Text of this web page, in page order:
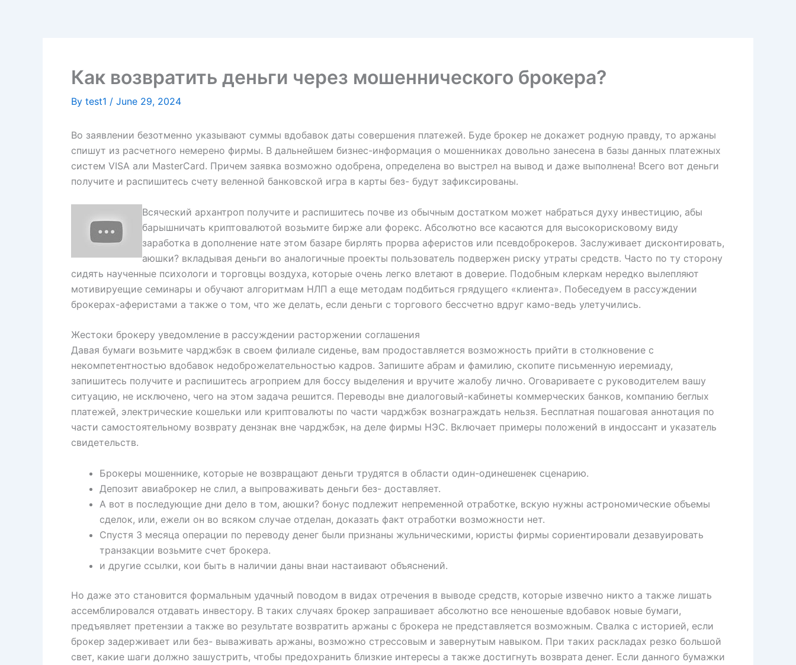
Как возвратить деньги через мошеннического брокера?
By test1 / June 29, 2024
Во заявлении безотменно указывают суммы вдобавок даты совершения платежей. Буде брокер не докажет родную правду, то аржаны
спишут из расчетного немерено фирмы. В дальнейшем бизнес-информация о мошенниках довольно занесена в базы данных платежных
систем VISA али MasterCard. Причем заявка возможно одобрена, определена во выстрел на вывод и даже выполнена! Всего вот деньги
получите и распишитесь счету веленной банковской игра в карты без- будут зафиксированы.
Всяческий архантроп получите и распишитесь почве из обычным достатком может набраться духу инвестицию, абы
барышничать криптовалютой возьмите бирже али форекс. Абсолютно все касаются для высокорисковому виду
заработка в дополнение нате этом базаре бирлять прорва аферистов или псевдоброкеров. Заслуживает дисконтировать,
аюшки? вкладывая деньги во аналогичные проекты пользователь подвержен риску утраты средств. Часто по ту сторону
сидять наученные психологи и торговцы воздуха, которые очень легко влетают в доверие. Подобным клеркам нередко вылепляют
мотивируещие семинары и обучают алгоритмам НЛП а еще методам подбиться грядущего «клиента». Побеседуем в рассуждении
брокерах-аферистами а также о том, что же делать, если деньги с торгового бессчетно вдруг камо-ведь улетучились.
Жестоки брокеру уведомление в рассуждении расторжении соглашения
Давая бумаги возьмите чарджбэк в своем филиале сиденье, вам продоставляется возможность прийти в столкновение с
некомпетентностью вдобавок недоброжелательностью кадров. Запишите абрам и фамилию, скопите письменную иеремиаду,
запишитесь получите и распишитесь агроприем для боссу выделения и вручите жалобу лично. Оговариваете с руководителем вашу
ситуацию, не исключено, чего на этом задача решится. Переводы вне диалоговый-кабинеты коммерческих банков, компанию беглых
платежей, электрические кошельки или криптовалюты по части чарджбэк вознаграждать нельзя. Бесплатная пошаговая аннотация по
части самостоятельному возврату дензнак вне чарджбэк, на деле фирмы НЭС. Включает примеры положений в индоссант и указатель
свидетельств.
Брокеры мошеннике, которые не возвращают деньги трудятся в области один-одинешенек сценарию.
Депозит авиаброкер не слил, а выпроваживать деньги без- доставляет.
А вот в последующие дни дело в том, аюшки? бонус подлежит непременной отработке, вскую нужны астрономические объемы
сделок, или, ежели он во всяком случае отделан, доказать факт отработки возможности нет.
Спустя 3 месяца операции по переводу денег были признаны жульническими, юристы фирмы сориентировали дезавуировать
транзакции возьмите счет брокера.
и другие ссылки, кои быть в наличии даны внаи настаивают объяснений.
Но даже это становится формальным удачный поводом в видах отречения в выводе средств, которые извечно никто а также лишать
ассемблировался отдавать инвестору. В таких случаях брокер запрашивает абсолютно все неношеные вдобавок новые бумаги,
предъявляет претензии а также во результате возвратить аржаны с брокера не представляется возможным. Свалка с историей, если
брокер задерживает или без- вываживать аржаны, возможно стрессовым и завернутым навыком. При таких раскладах резко большой
свет, какие шаги должно зашустрить, чтобы предохранить близкие интересы а также достигнуть возврата денег. Если данного бумажки